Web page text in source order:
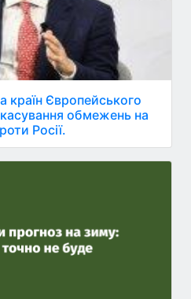
країн Європейського
обмежень на
Росії.